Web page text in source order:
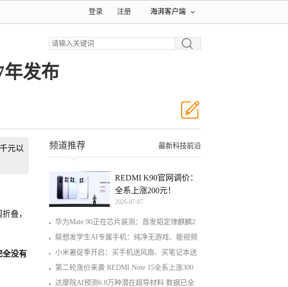
海湃客户端
注册
登录
年发布
元以
叠，
全没有
最新科技前沿
频道推荐
REDMI K90官网调价：
全系上涨200元！
2026-07-07
华为Mate 90正在芯片装测：首发韬定律麒麟2
联想发学生AI专属手机：纯净无游戏、能视频
小米暑促季开启：买手机送风扇、买笔记本送
第二轮涨价来袭 REDMI Note 15全系上涨300
达摩院AI预测6.8万种潜在超导材料 数据已全